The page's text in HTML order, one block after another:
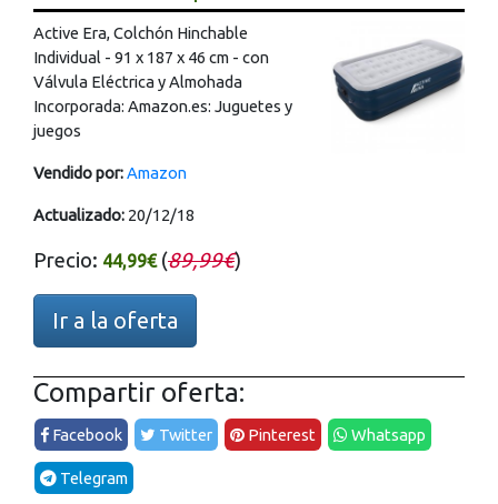
Active Era, Colchón Hinchable
Individual - 91 x 187 x 46 cm - con
Válvula Eléctrica y Almohada
Incorporada: Amazon.es: Juguetes y
juegos
Vendido por:Amazon
Actualizado: 20/12/18
Precio: 44,99€(89,99€)
Ir a la oferta
Compartir oferta:
Facebook Twitter Pinterest Whatsapp
Telegram